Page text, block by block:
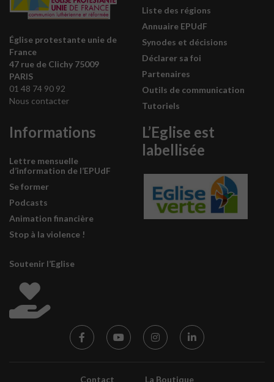
Église protestante unie de
France
47 rue de Clichy 75009
PARIS
01 48 74 90 92
Nous contacter
Liste des régions
Annuaire EPUdF
Synodes et décisions
Déclarer sa foi
Partenaires
Outils de communication
Tutoriels
Informations
Lettre mensuelle
d’information de l’EPUdF
Se former
Podcasts
Animation financière
Stop à la violence !
Soutenir l’Eglise
L’Eglise est
labellisée
Contact La Boutique